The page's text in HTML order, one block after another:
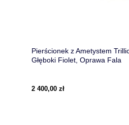
Pierścionek z Ametystem
Głęboki Fiolet, Oprawa Fala
2 400,00 zł